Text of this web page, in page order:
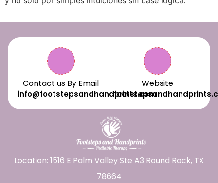
Contact us By Email
info@footstepsandhandprints.com
Website
Location: 1516 E Palm Valley Ste A3 Round Rock, TX
78664